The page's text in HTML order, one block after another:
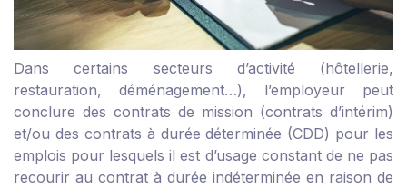
Dans certains secteurs d’activité (hôtellerie,
restauration, déménagement…), l’employeur peut
conclure des contrats de mission (contrats d’intérim)
et/ou des contrats à durée déterminée (CDD) pour les
emplois pour lesquels il est d’usage constant de ne pas
recourir au contrat à durée indéterminée en raison de